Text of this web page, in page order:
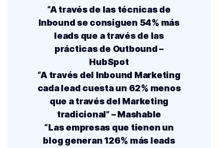
“A través de las técnicas de
Inbound se consiguen 54% más
leads que a través de las
prácticas de Outbound –
HubSpot
“A través del Inbound Marketing
cada lead cuesta un 62% menos
que a través del Marketing
tradicional” – Mashable
“Las empresas que tienen un
blog generan 126% más leads